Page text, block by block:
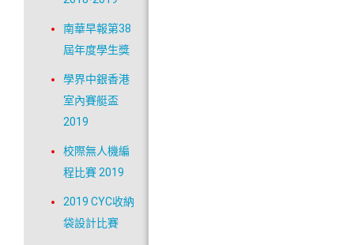
南華早報第38
屆年度學生獎
學界中銀香港
室內賽艇盃
2019
校際無人機編
程比賽 2019
2019 CYC收納
袋設計比賽